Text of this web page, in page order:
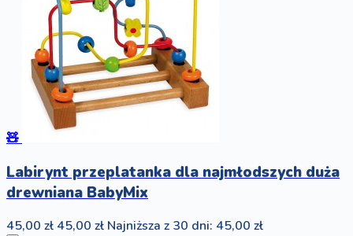
🧸
Labirynt przeplatanka dla najmłodszych duża
drewniana BabyMix
45,00 zł 45,00 zł Najniższa z 30 dni: 45,00 zł